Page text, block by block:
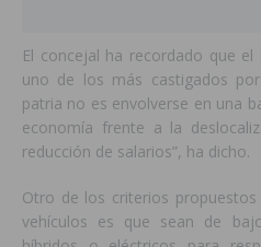
El concejal ha recordado que
uno de los más castigados
patria no es envolverse en una
economía frente a la
reducción de salarios”, ha dicho.
Otro de los criterios
vehículos es que sean de